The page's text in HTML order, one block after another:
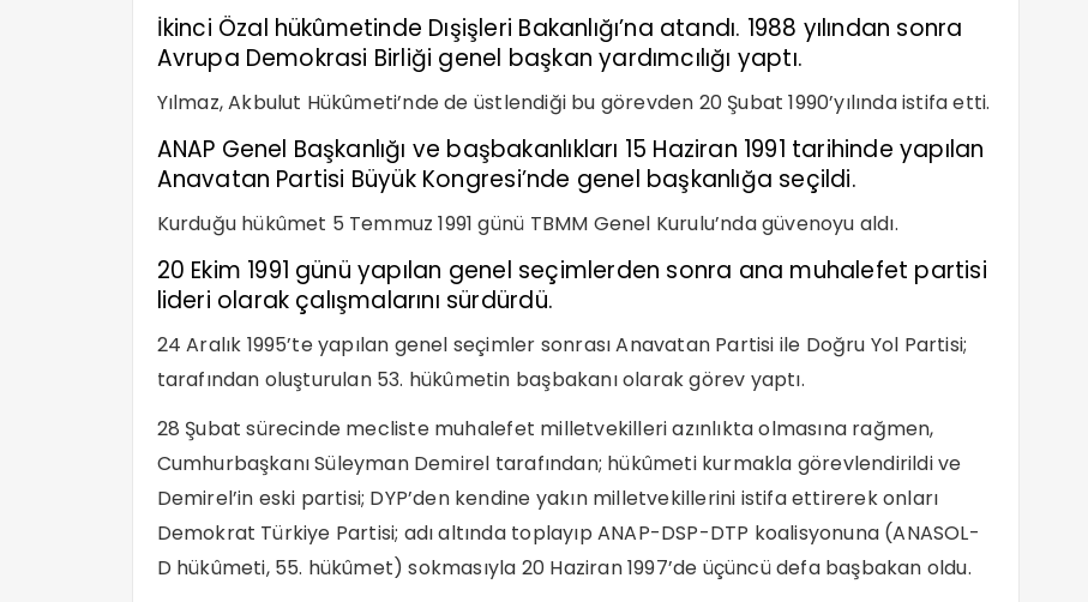
İkinci Özal hükûmetinde Dışişleri Bakanlığı’na atandı. 1988 yılından sonra
Avrupa Demokrasi Birliği genel başkan yardımcılığı yaptı.
Yılmaz, Akbulut Hükûmeti’nde de üstlendiği bu görevden 20 Şubat 1990’yılında istifa etti.
ANAP Genel Başkanlığı ve başbakanlıkları 15 Haziran 1991 tarihinde yapılan
Anavatan Partisi Büyük Kongresi’nde genel başkanlığa seçildi.
Kurduğu hükûmet 5 Temmuz 1991 günü TBMM Genel Kurulu’nda güvenoyu aldı.
20 Ekim 1991 günü yapılan genel seçimlerden sonra ana muhalefet partisi
lideri olarak çalışmalarını sürdürdü.
24 Aralık 1995’te yapılan genel seçimler sonrası Anavatan Partisi ile Doğru Yol Partisi;
tarafından oluşturulan 53. hükûmetin başbakanı olarak görev yaptı.
28 Şubat sürecinde mecliste muhalefet milletvekilleri azınlıkta olmasına rağmen,
Cumhurbaşkanı Süleyman Demirel tarafından; hükûmeti kurmakla görevlendirildi ve
Demirel’in eski partisi; DYP’den kendine yakın milletvekillerini istifa ettirerek onları
Demokrat Türkiye Partisi; adı altında toplayıp ANAP-DSP-DTP koalisyonuna (ANASOL-
D hükûmeti, 55. hükûmet) sokmasıyla 20 Haziran 1997’de üçüncü defa başbakan oldu.